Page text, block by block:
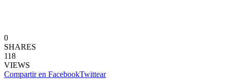
0
SHARES
118
VIEWS
Compartir en FacebookTwittear